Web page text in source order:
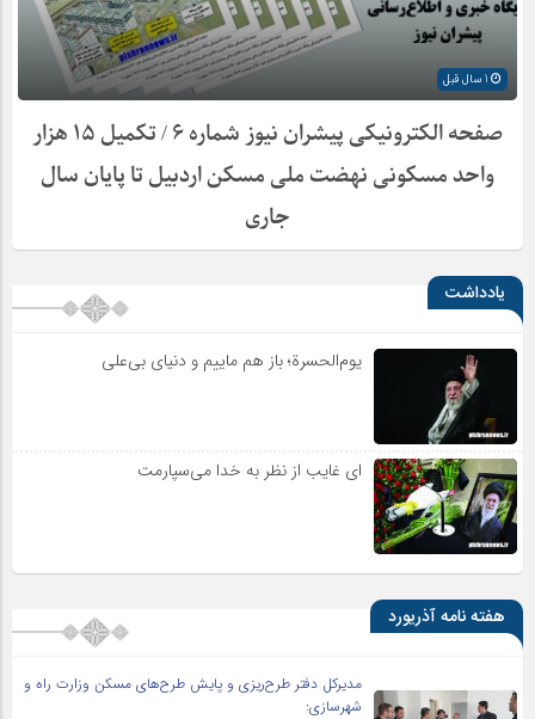
صفحه الکترونیکی پیشران نیوز شماره ۶ / تکمیل ۱۵ هزار
واحد مسکونی نهضت ملی مسکن اردبیل تا پایان سال
جاری
یادداشت
یوم‌الحسرة؛ باز هم ماییم و دنیای بی‌علی
ای غایب از نظر به خدا می‌سپارمت
هفته نامه آذریورد
مدیرکل دفتر طرح‌ریزی و پایش طرح‌های مسکن وزارت راه و
شهرسازی: